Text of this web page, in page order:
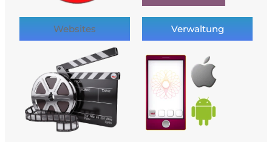
Websites Verwaltung